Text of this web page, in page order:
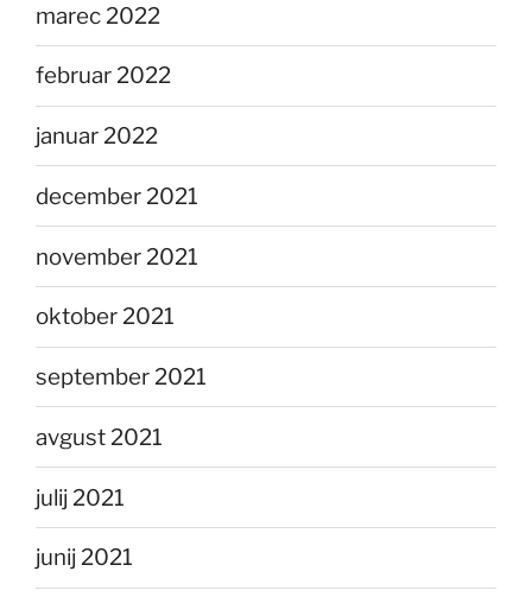
marec 2022
februar 2022
januar 2022
december 2021
november 2021
oktober 2021
september 2021
avgust 2021
julij 2021
junij 2021